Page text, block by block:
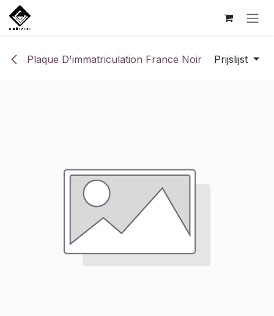
Overslaan naar inhoud
Plaque D'immatriculation France Noir Prijslijst